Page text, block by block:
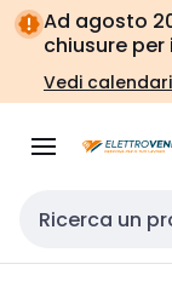
Vai alla
navigazione
Vai
alla
Ad agosto
chiusure
Vedi
Cerca input